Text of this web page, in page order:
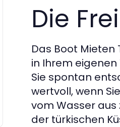
Die
Das Boot Mieten
in Ihrem
Sie spontan
wertvoll, wenn
vom Wasser
der türkischen